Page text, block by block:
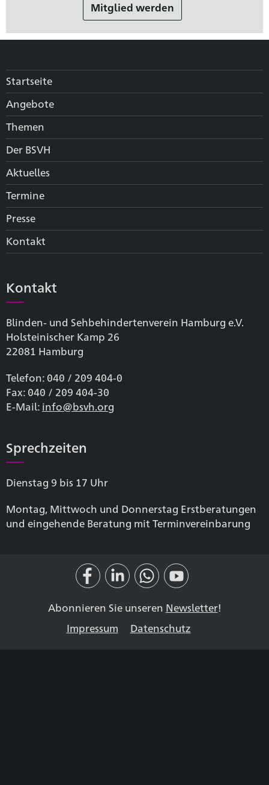
Mitglied werden
Startseite
Angebote
Themen
Der BSVH
Aktuelles
Termine
Presse
Kontakt
Kontakt
Blinden- und Sehbehinderten­verein Hamburg e.V.
Holsteinischer Kamp 26
22081 Hamburg
Telefon: 040 / 209 404-0
Fax: 040 / 209 404-30
E-Mail: info@bsvh.org
Sprechzeiten
Dienstag 9 bis 17 Uhr
Montag, Mittwoch und Donnerstag Erstberatungen
und eingehende Beratung mit Terminvereinbarung
Abonnieren Sie unseren Newsletter!
Impressum
Datenschutz